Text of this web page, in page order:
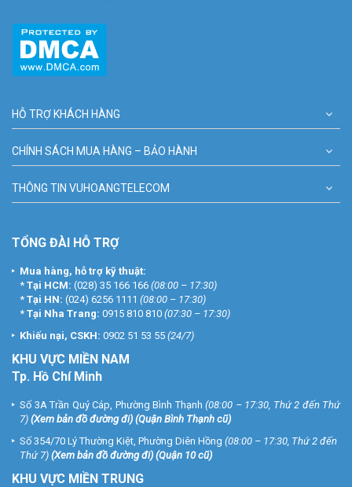
HỖ TRỢ KHÁCH HÀNG
CHÍNH SÁCH MUA HÀNG – BẢO HÀNH
THÔNG TIN VUHOANGTELECOM
TỔNG ĐÀI HỖ TRỢ
Mua hàng, hỗ trợ kỹ thuật:
* Tại HCM: (028) 35 166 166 (08:00 – 17:30)
* Tại HN: (024) 6256 1111 (08:00 – 17:30)
* Tại Nha Trang: 0915 810 810 (07:30 – 17:30)
Khiếu nại, CSKH: 0902 51 53 55 (24/7)
KHU VỰC MIỀN NAM
Tp. Hồ Chí Minh
Số 3A Trần Quý Cáp, Phường Bình Thạnh (08:00 – 17:30, Thứ 2 đến Thứ
7) (Xem bản đồ đường đi) (Quận Bình Thạnh cũ)
Số 354/70 Lý Thường Kiệt, Phường Diên Hồng (08:00 – 17:30, Thứ 2 đến
Thứ 7) (Xem bản đồ đường đi) (Quận 10 cũ)
KHU VỰC MIỀN TRUNG